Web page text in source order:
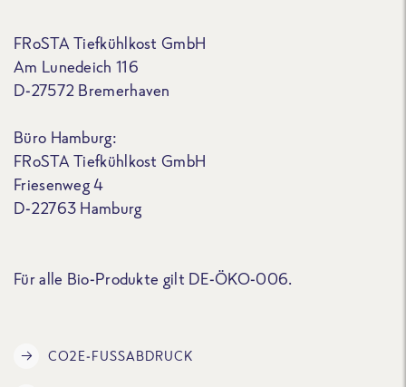
FRoSTA Tiefkühlkost GmbH
Am Lunedeich 116
D-27572 Bremerhaven
Büro Hamburg:
FRoSTA Tiefkühlkost GmbH
Friesenweg 4
D-22763 Hamburg
Für alle Bio-Produkte gilt DE-ÖKO-006.
CO2E-FUSSABDRUCK